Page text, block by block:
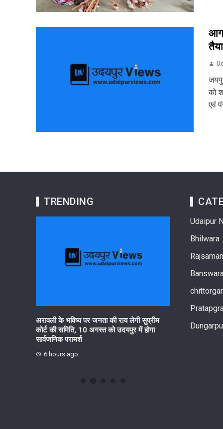
को
एवं
TRENDING
अरावली के भविष्य पर जनता की राय लेगी सुप्रीम
कोर्ट की समिति, 10 अगस्त को उदयपुर में होगा
सार्वजनिक परामर्श
6 hours ago
आरयूआईडीपी के
सनवाड़ में हितधारक
Udaipur
Bhilwara